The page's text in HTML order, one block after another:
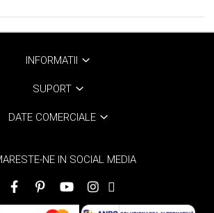
INFORMATII
SUPORT
DATE COMERCIALE
NE IN SOCIAL MEDIA